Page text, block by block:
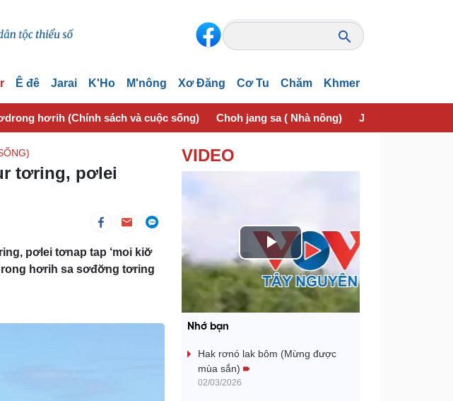
Ê đê Jarai K'Ho M'nông Xơ Đăng Cơ Tu Chăm Khmer
hơrih (Chính sách và cuộc sống) Choh jang sa ( Nhà nông) Jơhngơ̆m pran
tơring, pơlei
pơlei tơnap tap ‘moi kiơ̆
hơrih sa sơđơ̆ng tơring
VIDEO
P
l
y
Nhớ bạn
Hak rơnó lak bôm (Mừng được
mùa sắn)
02/03/2026